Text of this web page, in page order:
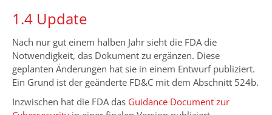
1.4 Update
Nach nur gut einem halben Jahr sieht die FDA die
Notwendigkeit, das Dokument zu ergänzen. Diese
geplanten Änderungen hat sie in einem Entwurf publiziert.
Ein Grund ist der geänderte FD&C mit dem Abschnitt 524b.
Inzwischen hat die FDA das Guidance Document zur